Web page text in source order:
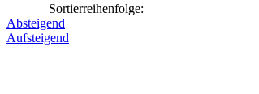
Sortierreihenfolge:
Absteigend
Aufsteigend